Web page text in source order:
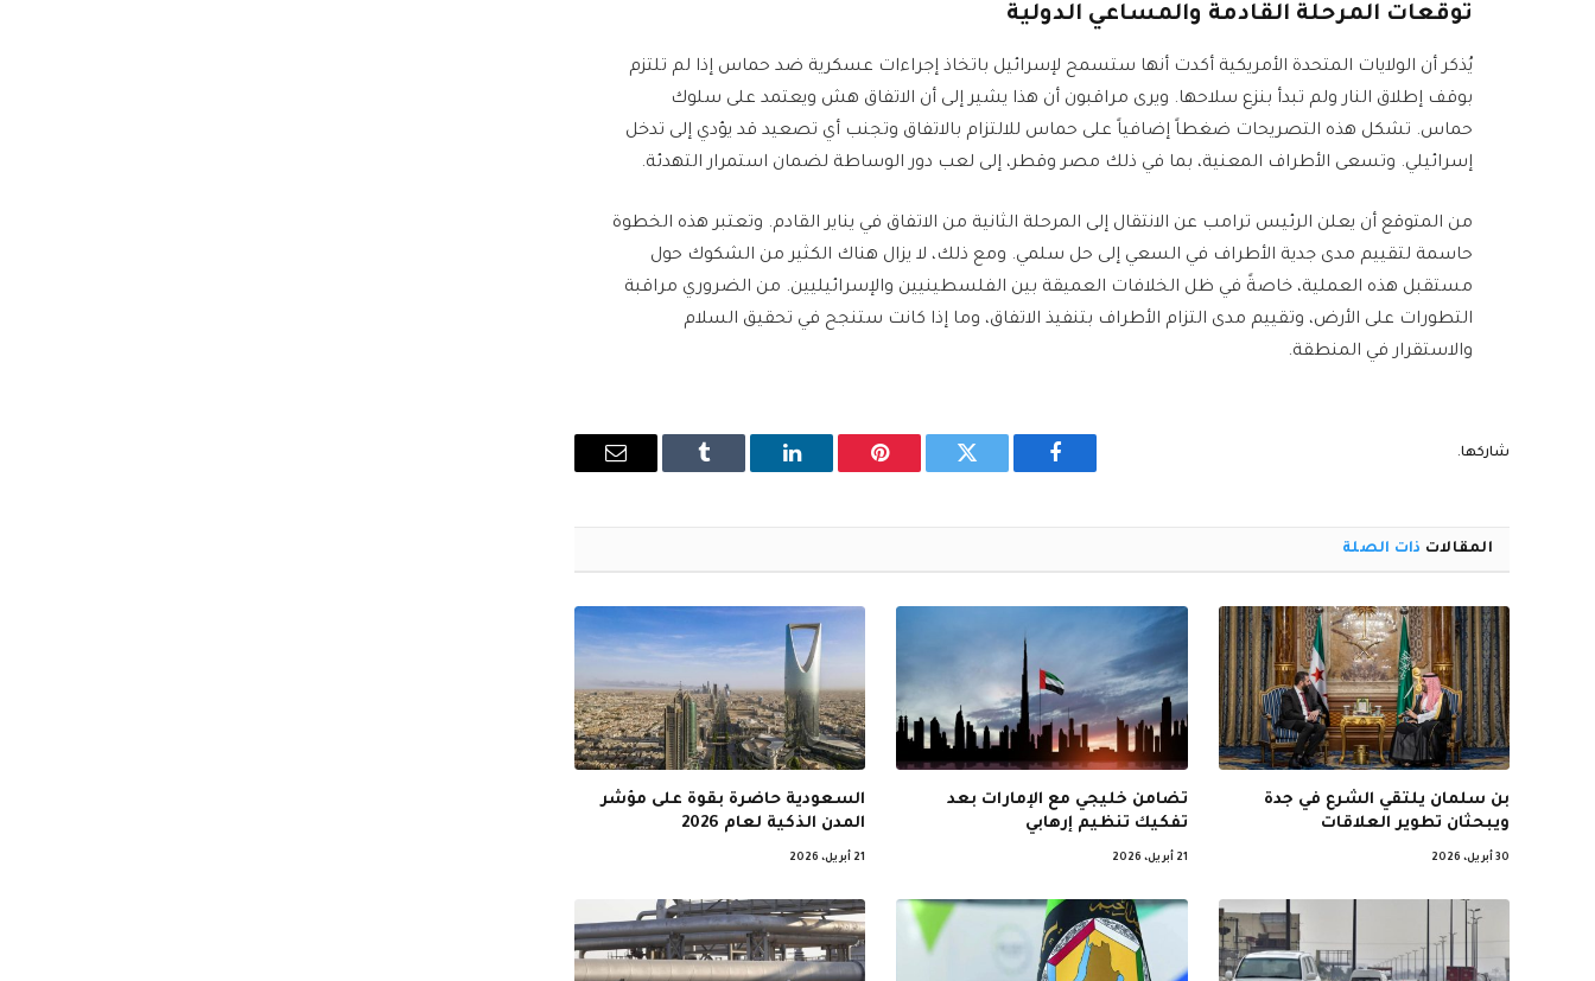
توقعات المرحلة القادمة والمساعي الدولية
يُذكر أن الولايات المتحدة الأمريكية أكدت أنها ستسمح لإسرائيل باتخاذ إجراءات عسكرية ضد حماس إذا لم تلتزم
بوقف إطلاق النار ولم تبدأ بنزع سلاحها. ويرى مراقبون أن هذا يشير إلى أن الاتفاق هش ويعتمد على سلوك
حماس. تشكل هذه التصريحات ضغطاً إضافياً على حماس للالتزام بالاتفاق وتجنب أي تصعيد قد يؤدي إلى تدخل
إسرائيلي. وتسعى الأطراف المعنية، بما في ذلك مصر وقطر، إلى لعب دور الوساطة لضمان استمرار التهدئة.
من المتوقع أن يعلن الرئيس ترامب عن الانتقال إلى المرحلة الثانية من الاتفاق في يناير القادم. وتعتبر هذه الخطوة
حاسمة لتقييم مدى جدية الأطراف في السعي إلى حل سلمي. ومع ذلك، لا يزال هناك الكثير من الشكوك حول
مستقبل هذه العملية، خاصةً في ظل الخلافات العميقة بين الفلسطينيين والإسرائيليين. من الضروري مراقبة
التطورات على الأرض، وتقييم مدى التزام الأطراف بتنفيذ الاتفاق، وما إذا كانت ستنجح في تحقيق السلام
والاستقرار في المنطقة.
شاركها.
فيسبوك تويتر بينتيريستلينكدإن Tumblr
البريد
المقالات ذات الصلة
بن سلمان يلتقي الشرع في جدة
ويبحثان تطوير العلاقات
30 أبريل، 2026
تضامن خليجي مع الإمارات بعد
تفكيك تنظيم إرهابي
21 أبريل، 2026
السعودية حاضرة بقوة على مؤشر
المدن الذكية لعام 2026
21 أبريل، 2026